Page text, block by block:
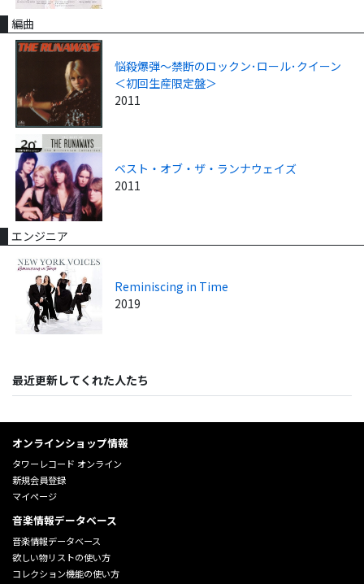
編曲
悩殺爆弾～禁断のロックン･ロール･クイーン
＜初回生産限定盤＞
2011
ベスト・オブ・ザ・ランナウェイズ
2011
エンジニア
Reminiscing in Time
2019
最近更新してくれた人たち
オンラインショップ情報
タワーレコード オンライン
新規会員登録
マイページ
音楽情報データベース
音楽情報データベース
欲しい物リストの使い方
コレクション機能の使い方